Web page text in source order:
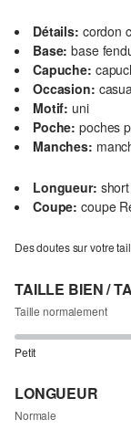
Détails: cordon
Base: base
Capuche:
Occasion:
Motif: uni
Poche: poches
Manches:
Longueur: short
Coupe: coupe
Des doutes sur votre
TAILLE BIEN /
Taille normalement
Petit
LONGUEUR
Normale